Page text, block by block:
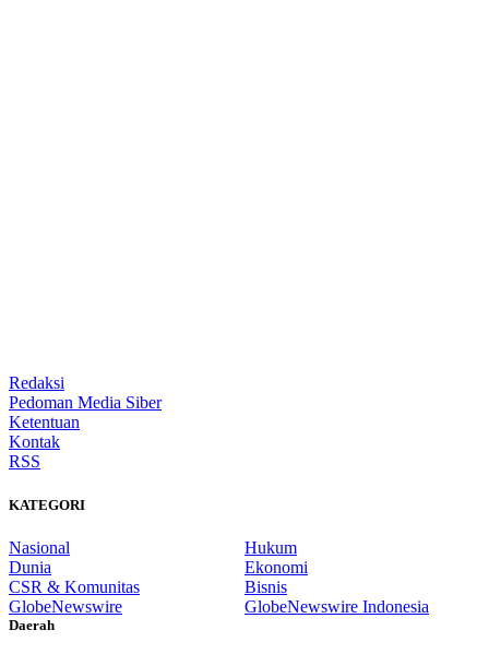
Redaksi
Pedoman Media Siber
Ketentuan
Kontak
RSS
KATEGORI
Nasional
Hukum
Dunia
Ekonomi
CSR & Komunitas
Bisnis
GlobeNewswire
GlobeNewswire Indonesia
Daerah